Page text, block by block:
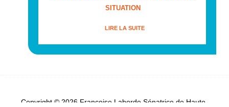
SITUATION
LIRE LA SUITE
Copyright © 2026 Françoise Laborde Sénatrice de Haute-